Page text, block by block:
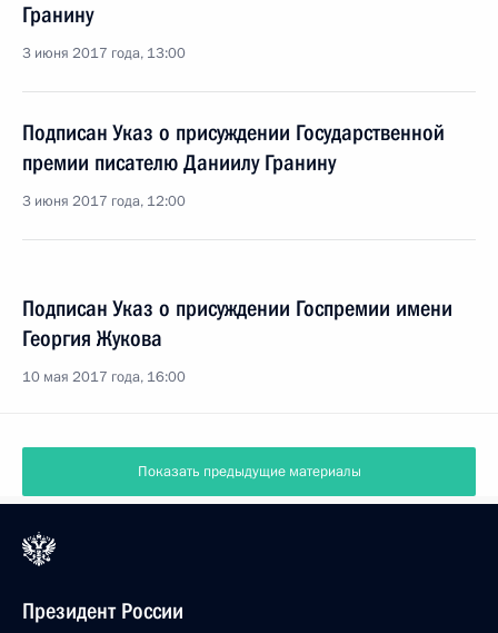
Гранину
3 июня 2017 года, 13:00
Подписан Указ о присуждении Государственной
премии писателю Даниилу Гранину
3 июня 2017 года, 12:00
Подписан Указ о присуждении Госпремии имени
Георгия Жукова
10 мая 2017 года, 16:00
Показать предыдущие материалы
Президент России